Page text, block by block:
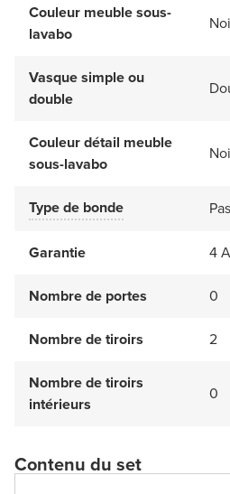
Couleur meuble sous-
lavabo
Vasque simple ou
double
Couleur détail meuble
sous-lavabo
Type de bonde
Garantie 4
Nombre de portes 0
Nombre de tiroirs 2
Nombre de tiroirs
intérieurs
0
Contenu du set